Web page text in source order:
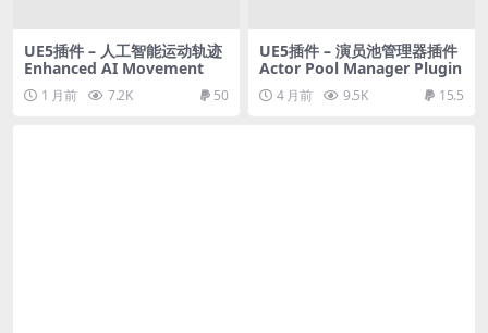
UE5插件 – 人工智能运动轨迹
Enhanced AI Movement
1 月前 7.2K 50
UE5插件 – 演员池管理器插件
Actor Pool Manager Plugin
4 月前 9.5K 15.5